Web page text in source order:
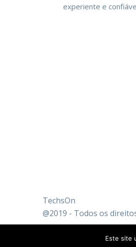
experiente e
TechsOn
@2019 - Todos os
Este site